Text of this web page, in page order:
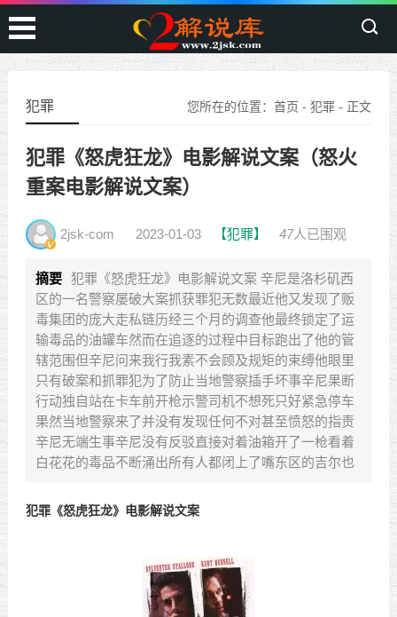
您所在的位置：首页 -犯罪 - 正文
犯罪
犯罪《怒虎狂龙》电影解说文案（怒火
重案电影解说文案）
2jsk-com 2023-01-03 【犯罪】 47人已围观
摘要 犯罪《怒虎狂龙》电影解说文案 辛尼是洛杉矶西
区的一名警察屡破大案抓获罪犯无数最近他又发现了贩
毒集团的庞大走私链历经三个月的调查他最终锁定了运
输毒品的油罐车然而在追逐的过程中目标跑出了他的管
辖范围但辛尼问来我行我素不会顾及规矩的束缚他眼里
只有破案和抓罪犯为了防止当地警察插手坏事辛尼果断
行动独自站在卡车前开枪示警司机不想死只好紧急停车
果然当地警察来了并没有发现任何不对甚至愤怒的指责
辛尼无端生事辛尼没有反驳直接对着油箱开了一枪看着
白花花的毒品不断涌出所有人都闭上了嘴东区的吉尔也
犯罪《怒虎狂龙》电影解说文案